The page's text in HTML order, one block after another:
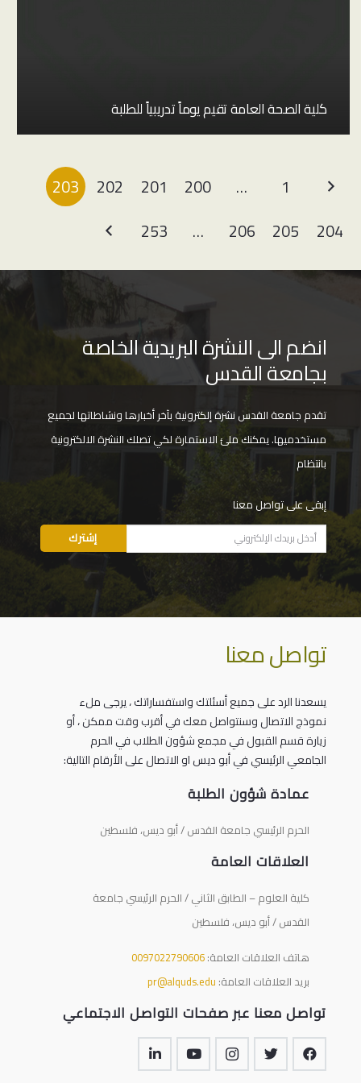
كلية الصحة العامة تقيم يوماً تدريبياً للطلبة
1
…
200
201
202
203
204
205
206
…
253
انضم الى النشرة البريدية الخاصة
بجامعة القدس
تقدم جامعة القدس نشرة إلكترونية بآخر أخبارها ونشاطاتها لجميع
مستخدميها. يمكنك ملئ الاستمارة لكي تصلك النشرة الالكترونية
بانتظام
إبقى على تواصل معنا
تواصل معنا
يسعدنا الرد على جميع أسئلتك واستفساراتك ، يرجى ملء
نموذج الاتصال وسنتواصل معك في أقرب وقت ممكن ، أو
زيارة قسم القبول في مجمع شؤون الطلاب في الحرم
الجامعي الرئيسي في أبو ديس او الاتصال على الأرقام التالية:
عمادة شؤون الطلبة
الحرم الرئيسي جامعة القدس / أبو ديس، فلسطين
العلاقات العامة
كلية العلوم – الطابق الثاني / الحرم الرئيسي جامعة
القدس / أبو ديس، فلسطين
هاتف العلاقات العامة:0097022790606
بريد العلاقات العامة: pr@alquds.edu
تواصل معنا عبر صفحات التواصل الاجتماعي